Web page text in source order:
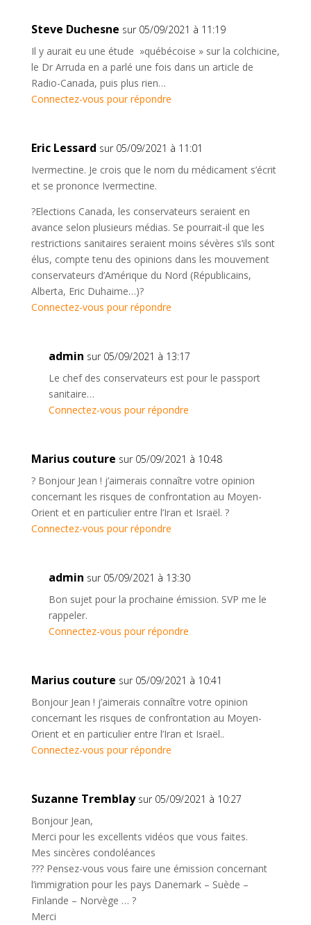
Steve Duchesne sur 05/09/2021 à 11:19
Il y aurait eu une étude »québécoise » sur la colchicine,
le Dr Arruda en a parlé une fois dans un article de
Radio-Canada, puis plus rien…
Connectez-vous pour répondre
Eric Lessard sur 05/09/2021 à 11:01
Ivermectine. Je crois que le nom du médicament s’écrit
et se prononce Ivermectine.
?Elections Canada, les conservateurs seraient en
avance selon plusieurs médias. Se pourrait-il que les
restrictions sanitaires seraient moins sévères s’ils sont
élus, compte tenu des opinions dans les mouvement
conservateurs d’Amérique du Nord (Républicains,
Alberta, Eric Duhaime…)?
Connectez-vous pour répondre
admin sur 05/09/2021 à 13:17
Le chef des conservateurs est pour le passport
sanitaire…
Connectez-vous pour répondre
Marius couture sur 05/09/2021 à 10:48
? Bonjour Jean ! j’aimerais connaître votre opinion
concernant les risques de confrontation au Moyen-
Orient et en particulier entre l’Iran et Israël. ?
Connectez-vous pour répondre
admin sur 05/09/2021 à 13:30
Bon sujet pour la prochaine émission. SVP me le
rappeler.
Connectez-vous pour répondre
Marius couture sur 05/09/2021 à 10:41
Bonjour Jean ! j’aimerais connaître votre opinion
concernant les risques de confrontation au Moyen-
Orient et en particulier entre l’Iran et Israël..
Connectez-vous pour répondre
Suzanne Tremblay sur 05/09/2021 à 10:27
Bonjour Jean,
Merci pour les excellents vidéos que vous faites.
Mes sincères condoléances
??? Pensez-vous vous faire une émission concernant
l’immigration pour les pays Danemark – Suède –
Finlande – Norvège … ?
Merci